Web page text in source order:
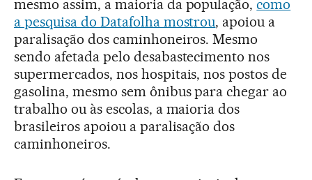
mesmo assim, a maioria da população,como
a pesquisa do Datafolha mostrou, apoiou a
paralisação dos caminhoneiros. Mesmo
sendo afetada pelo desabastecimento nos
supermercados, nos hospitais, nos postos de
gasolina, mesmo sem ônibus para chegar ao
trabalho ou às escolas, a maioria dos
brasileiros apoiou a paralisação dos
caminhoneiros.